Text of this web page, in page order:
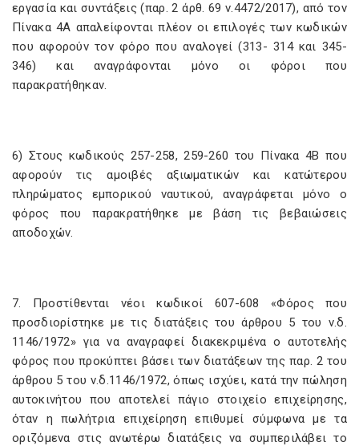
εργασία και συντάξεις (παρ. 2 άρθ. 69 ν.4472/2017), από τον
Πίνακα 4Α απαλείφονται πλέον οι επιλογές των κωδικών
που αφορούν τον φόρο που αναλογεί (313- 314 και 345-
346) και αναγράφονται μόνο οι φόροι που
παρακρατήθηκαν.
6) Στους κωδικούς 257-258, 259-260 του Πίνακα 4Β που
αφορούν τις αμοιβές αξιωματικών και κατώτερου
πληρώματος εμπορικού ναυτικού, αναγράφεται μόνο ο
φόρος που παρακρατήθηκε με βάση τις βεβαιώσεις
αποδοχών.
7. Προστίθενται νέοι κωδικοί 607-608 «Φόρος που
προσδιορίστηκε με τις διατάξεις του άρθρου 5 του ν.δ.
1146/1972» για να αναγραφεί διακεκριμένα ο αυτοτελής
φόρος που προκύπτει βάσει των διατάξεων της παρ. 2 του
άρθρου 5 του ν.δ.1146/1972, όπως ισχύει, κατά την πώληση
αυτοκινήτου που αποτελεί πάγιο στοιχείο επιχείρησης,
όταν η πωλήτρια επιχείρηση επιθυμεί σύμφωνα με τα
οριζόμενα στις ανωτέρω διατάξεις να συμπεριλάβει το